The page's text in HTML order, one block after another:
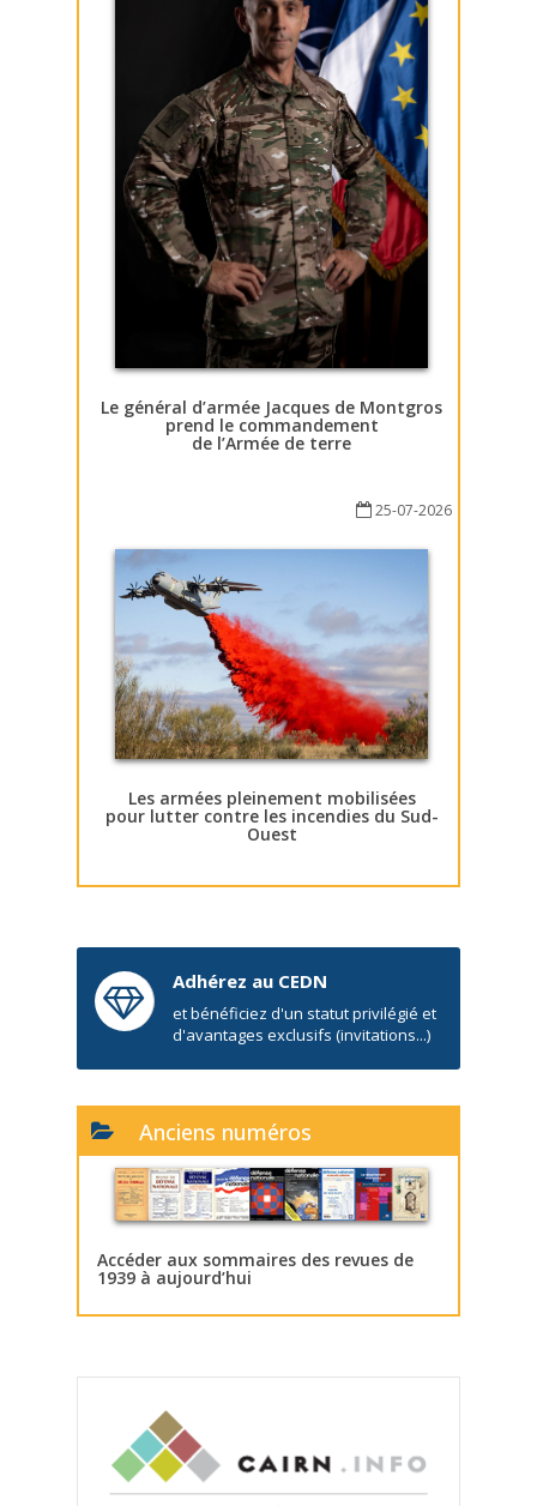
Le général d’armée Jacques de Montgros
prend le commandement
de l’Armée de terre
25-07-2026
Les armées pleinement mobilisées
pour lutter contre les incendies du Sud-
Ouest
Adhérez au CEDN
et bénéficiez d'un statut privilégié et
d'avantages exclusifs (invitations...)
Anciens numéros
Accéder aux sommaires des revues de
1939 à aujourd’hui